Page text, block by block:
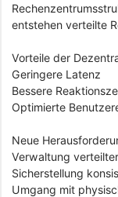
entstehen verteilte
Vorteile der
Geringere Latenz
Bessere
Optimierte
Neue
Verwaltung
Sicherstellung
Umgang mit